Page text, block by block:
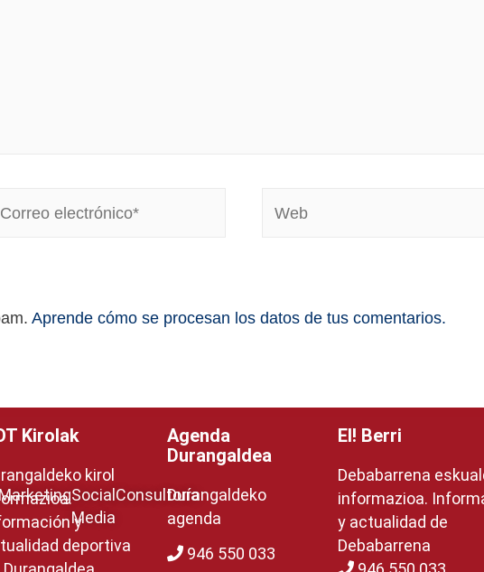
Aprende cómo se procesan los datos de tus comentarios.
Social
Media
Consultoría
Kirolak
kirol
y
deportiva
Agenda
Durangaldea
Durangaldeko
agenda
946 550 033
EI! Berri
Debabarrena
informazioa.
y actualidad de
Debabarrena